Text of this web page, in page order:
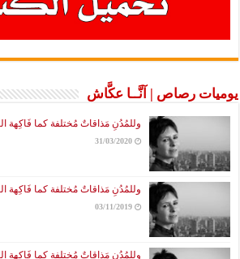
رصاص | آنَّــا عكَّاش
وللمُدُنِ مَذاقاتٌ مُختلفة كما فَاكِهة الجَنّات (6)
31/03/2020
وللمُدُنِ مَذاقاتٌ مُختلفة كما فَاكِهة الجَنّات (5)
03/11/2019
وللمُدُنِ مَذاقاتٌ مُختلفة كما فَاكِهة الجَنّات (4)